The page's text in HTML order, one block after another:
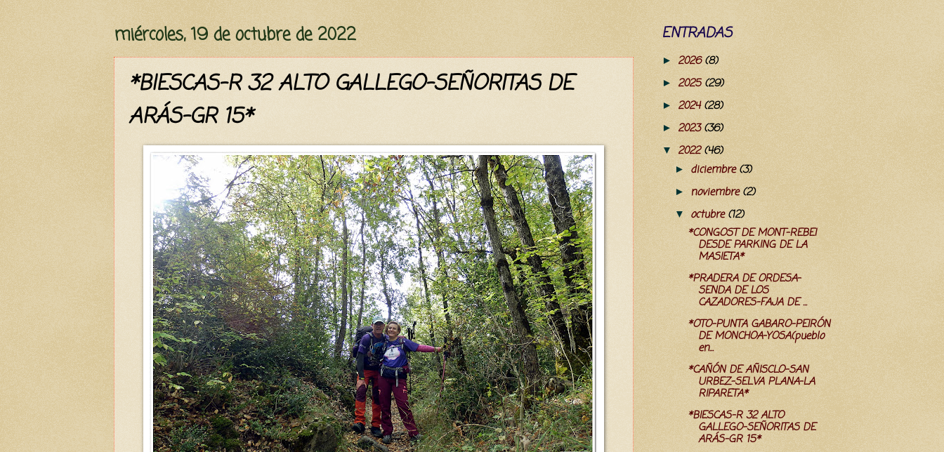
miércoles, 19 de octubre de 2022
*BIESCAS-R 32 ALTO GALLEGO-SEÑORITAS DE
ARÁS-GR 15*
ENTRADAS
► 2026(8)
► 2025(29)
► 2024(28)
► 2023(36)
▼ 2022(46)
► diciembre(3)
► noviembre(2)
▼ octubre(12)
*CONGOST DE MONT-REBEI
DESDE PARKING DE LA
MASIETA*
*PRADERA DE ORDESA-
SENDA DE LOS
CAZADORES-FAJA DE ...
*OTO-PUNTA GABARO-PEIRÓN
DE MONCHOA-YOSA(pueblo
en...
*CAÑÓN DE AÑISCLO-SAN
URBEZ-SELVA PLANA-LA
RIPARETA*
*BIESCAS-R 32 ALTO
GALLEGO-SEÑORITAS DE
ARÁS-GR 15*